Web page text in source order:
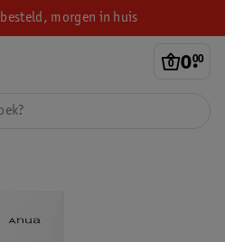
morgen in huis
0.
00